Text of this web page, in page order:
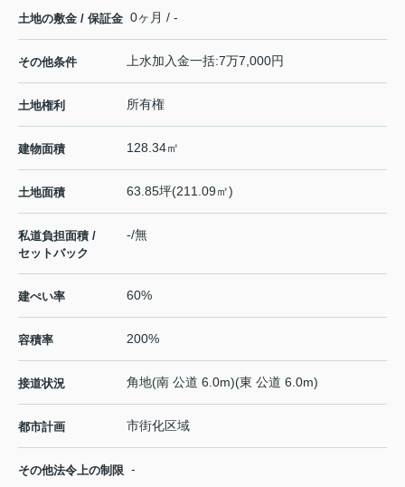
土地の敷金 / 保証金 0ヶ月 / -
その他条件 上水加入金一括:7万7,000円
土地権利 所有権
建物面積 128.34㎡
土地面積 63.85坪(211.09㎡)
私道負担面積 /
セットバック
-/無
建ぺい率 60%
容積率 200%
接道状況 角地(南 公道 6.0m)(東 公道 6.0m)
都市計画 市街化区域
その他法令上の制限 -